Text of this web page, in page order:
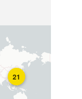
21